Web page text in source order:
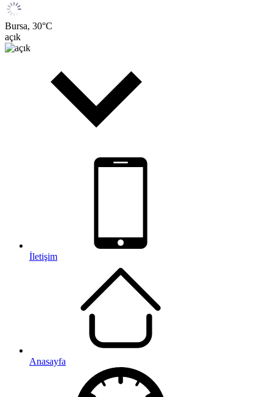
Bursa, 30°C
açık
İletişim
Anasayfa